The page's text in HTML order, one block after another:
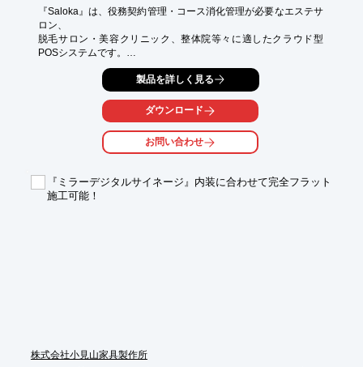
※詳しくはカタログダウンロードボタンよりご確認ください。
『Saloka』は、役務契約管理・コース消化管理が必要なエステサ
ロン、
脱毛サロン・美容クリニック、整体院等々に適したクラウド型
POSシステムです。
自社内にサーバーを置くことなく、クラウド上でご利用が可能。
顧客管理はもちろん、予約から会計までの日々の予約、売上、営
多くの機能を実装させています。またSalokaは1店舗から複数店
本部機能で複数店舗の管理もできます。
【特長】
■サブスクリプションサービス
製品を詳しく見る
ダウンロード
お問い合わせ
『ミラーデジタルサイネージ』内装に合わせて完全フラット
施工可能！
株式会社小見山家具製作所